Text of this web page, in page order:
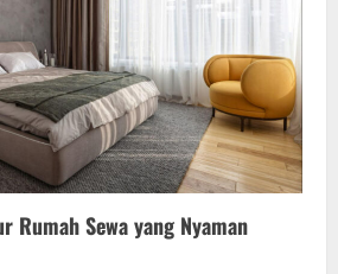
Rumah Sewa yang Nyaman